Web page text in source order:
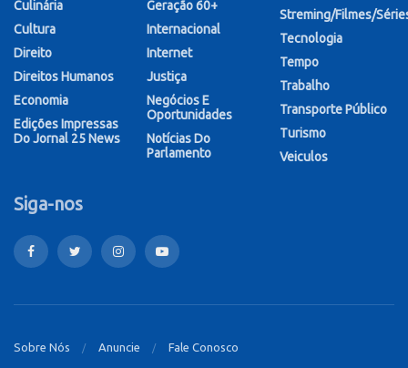
Culinária
Cultura
Direito
Direitos Humanos
Economia
Edições Impressas
Do Jornal 25 News
Geração 60+
Internacional
Internet
Justiça
Negócios E
Oportunidades
Notícias Do
Parlamento
Streming/Filmes/
Tecnologia
Tempo
Trabalho
Transporte Público
Turismo
Veiculos
Siga-nos
Sobre Nós Anuncie Fale Conosco